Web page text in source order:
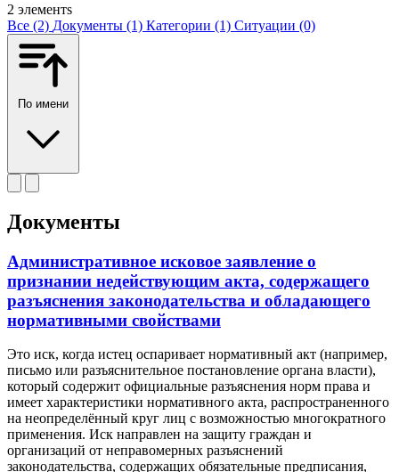
2 элементs
Все (2) Документы (1) Категории (1) Ситуации (0)
По имени
Документы
Административное исковое заявление о
признании недействующим акта, содержащего
разъяснения законодательства и обладающего
нормативными свойствами
Это иск, когда истец оспаривает нормативный акт (например,
письмо или разъяснительное постановление органа власти),
который содержит официальные разъяснения норм права и
имеет характеристики нормативного акта, распространенного
на неопределённый круг лиц с возможностью многократного
применения. Иск направлен на защиту граждан и
организаций от неправомерных разъяснений
законодательства, содержащих обязательные предписания,